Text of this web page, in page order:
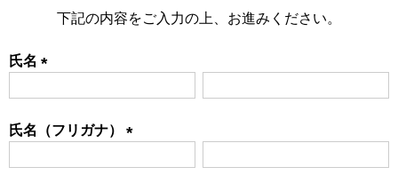
下記の内容をご入力の上、お進みください。
氏名
氏名（フリガナ）